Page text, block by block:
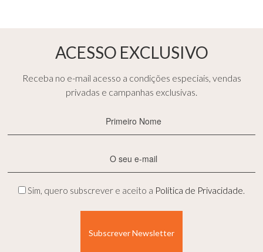
ACESSO EXCLUSIVO
Receba no e-mail acesso a condições especiais, vendas
privadas e campanhas exclusivas.
Nome
mail
Privacidade
Sim, quero subscrever e aceito a Política de Privacidade